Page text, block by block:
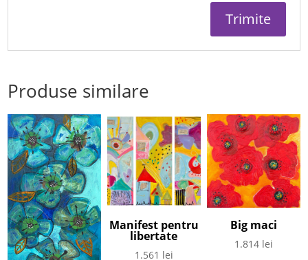
Produse similare
Manifest pentru
libertate
1.561 lei
Big maci
1.814 lei